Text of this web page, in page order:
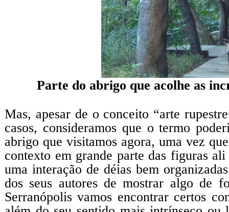
Parte do abrigo que acolhe as
Mas, apesar de o conceito “arte
casos, consideramos que o termo
abrigo que visitamos agora, uma vez
contexto em grande parte das figuras
uma interação de déias bem
dos seus autores de mostrar algo de
Serranópolis vamos encontrar certos